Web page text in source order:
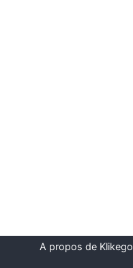
A propos de Klikego